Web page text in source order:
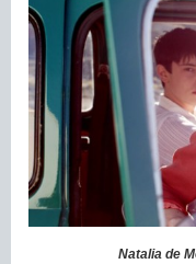
Natalia de